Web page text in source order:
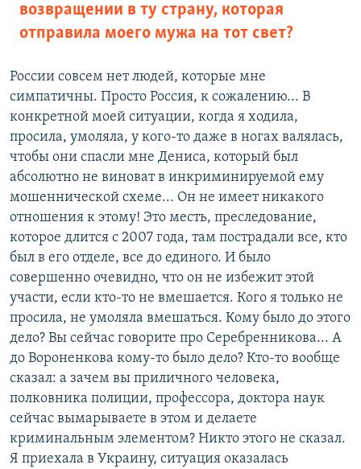
возвращении в ту страну, которая
отправила моего мужа на тот свет?
России совсем нет людей, которые мне
симпатичны. Просто Россия, к сожалению... В
конкретной моей ситуации, когда я ходила,
просила, умоляла, у кого-то даже в ногах валялась,
чтобы они спасли мне Дениса, который был
абсолютно не виноват в инкриминируемой ему
мошеннической схеме... Он не имеет никакого
отношения к этому! Это месть, преследование,
которое длится с 2007 года, там пострадали все, кто
был в его отделе, все до единого. И было
совершенно очевидно, что он не избежит этой
участи, если кто-то не вмешается. Кого я только не
просила, не умоляла вмешаться. Кому было до этого
дело? Вы сейчас говорите про Серебренникова... А
до Вороненкова кому-то было дело? Кто-то вообще
сказал: а зачем вы приличного человека,
полковника полиции, профессора, доктора наук
сейчас вымарываете в этом и делаете
криминальным элементом? Никто этого не сказал.
Я приехала в Украину, ситуация оказалась